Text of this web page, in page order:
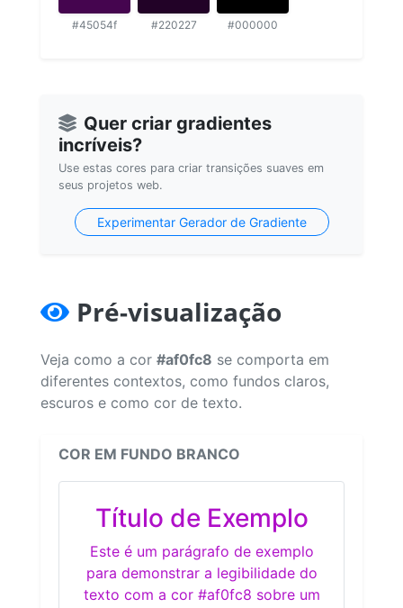
#45054f #220227 #000000
Quer criar gradientes
incríveis?
Use estas cores para criar transições suaves em
seus projetos web.
Experimentar Gerador de Gradiente
Pré-visualização
Veja como a cor #af0fc8 se comporta em
diferentes contextos, como fundos claros,
escuros e como cor de texto.
COR EM FUNDO BRANCO
Título de Exemplo
Este é um parágrafo de exemplo
para demonstrar a legibilidade do
texto com a cor #af0fc8 sobre um